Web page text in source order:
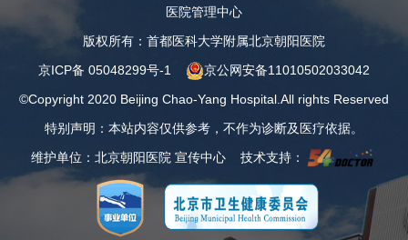
医院管理中心
版权所有：首都医科大学附属北京朝阳医院
京ICP备 05048299号-1
京公网安备11010502033042
©Copyright 2020 Beijing Chao-Yang Hospital.All rights Reserved
特别声明：本站内容仅供参考，不作为诊断及医疗依据。
维护单位：北京朝阳医院 宣传中心 技术支持：